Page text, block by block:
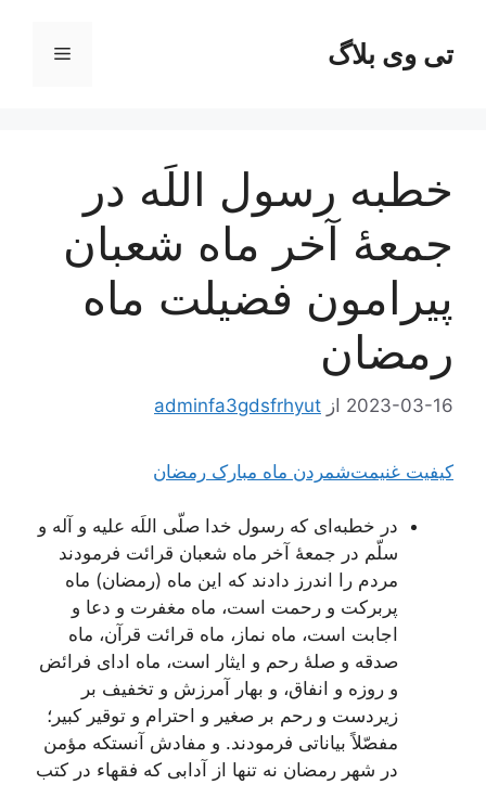
محتواتی وی بلاگ فهرست
خطبه رسول‌ اللَه‌ در
جمعۀ آخر ماه‌ شعبان
پيرامون فضيلت ماه
رمضان‌
2023-03-16 از adminfa3gdsfrhyut
کیفیت غنیمت‌شمردن ماه مبارک رمضان
در خطبه‌ای‌ که‌ رسول‌ خدا صلّی‌ اللَه‌ علیه‌ و آله‌ و
سلّم‌ در جمعۀ آخر ماه‌ شعبان‌ قرائت‌ فرمودند
مردم‌ را اندرز دادند که‌ این‌ ماه‌ (رمضان‌) ماه‌
پربرکت‌ و رحمت‌ است‌، ماه‌ مغفرت‌ و دعا و
اجابت‌ است‌، ماه‌ نماز، ماه‌ قرائت‌ قرآن‌، ماه‌
صدقه‌ و صلۀ رحم‌ و ایثار است‌، ماه‌ ادای‌ فرائض‌
و روزه‌ و انفاق‌، و بهار آمرزش‌ و تخفیف‌ بر
زیردست‌ و رحم‌ بر صغیر و احترام‌ و توقیر کبیر؛
مفصّلاً بیاناتی‌ فرمودند. و مفادش‌ آنستکه‌ مؤمن‌
در شهر رمضان‌ نه‌ تنها از آدابی‌ که‌ فقهاء در کتب‌